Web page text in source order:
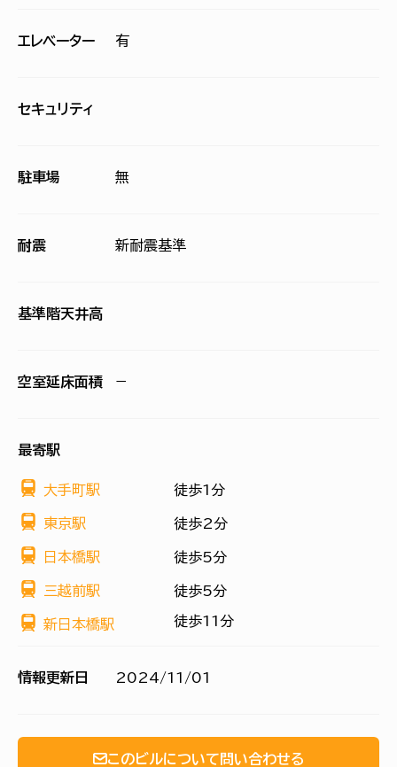
エレベーター 有
セキュリティ
駐車場 無
耐震 新耐震基準
基準階天井高
空室延床面積 −
最寄駅
大手町駅 徒歩1分
東京駅 徒歩2分
日本橋駅 徒歩5分
三越前駅 徒歩5分
新日本橋駅 徒歩11分
情報更新日 2024/11/01
このビルについて問い合わせる